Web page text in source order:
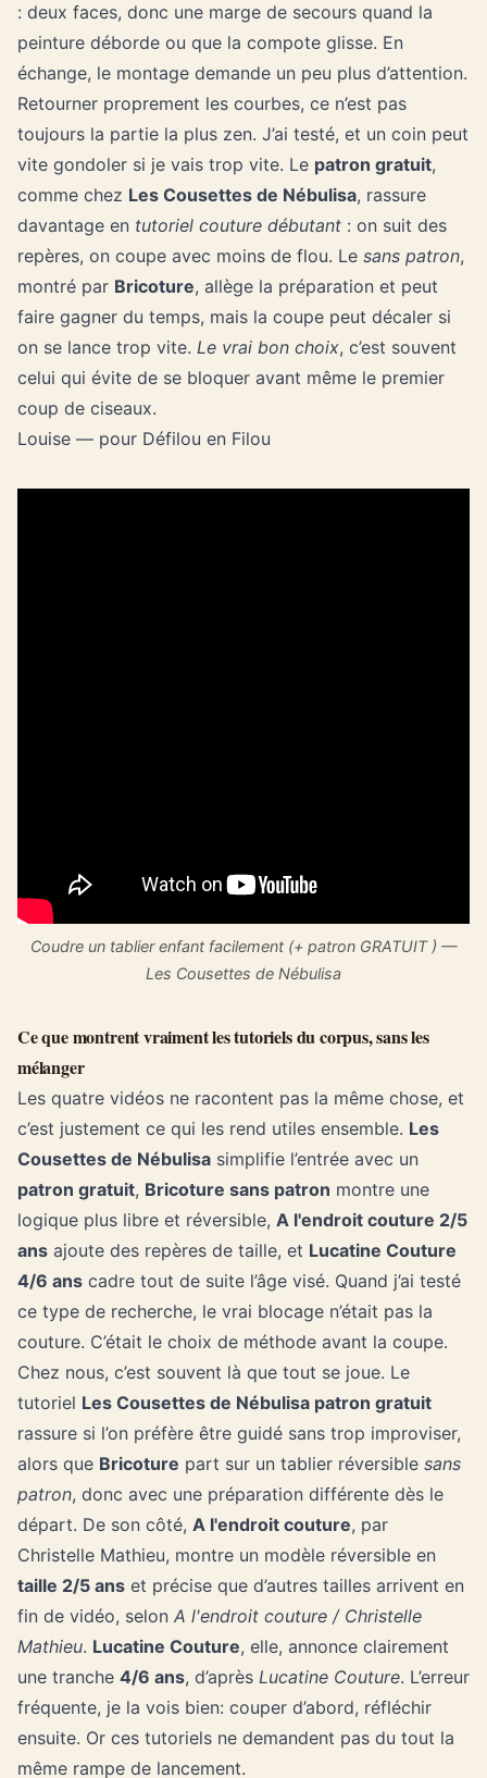
: deux faces, donc une marge de secours quand la
peinture déborde ou que la compote glisse. En
échange, le montage demande un peu plus d’attention.
Retourner proprement les courbes, ce n’est pas
toujours la partie la plus zen. J’ai testé, et un coin peut
vite gondoler si je vais trop vite. Le patron gratuit,
comme chez Les Cousettes de Nébulisa, rassure
davantage en tutoriel couture débutant : on suit des
repères, on coupe avec moins de flou. Le sans patron,
montré par Bricoture, allège la préparation et peut
faire gagner du temps, mais la coupe peut décaler si
on se lance trop vite. Le vrai bon choix, c’est souvent
celui qui évite de se bloquer avant même le premier
coup de ciseaux.
Louise — pour Défilou en Filou
Coudre un tablier enfant facilement (+ patron GRATUIT ) —
Les Cousettes de Nébulisa
Ce que montrent vraiment les tutoriels du corpus, sans les
mélanger
Les quatre vidéos ne racontent pas la même chose, et
c’est justement ce qui les rend utiles ensemble. Les
Cousettes de Nébulisa simplifie l’entrée avec un
patron gratuit, Bricoture sans patron montre une
logique plus libre et réversible, A l'endroit couture 2/5
ans ajoute des repères de taille, et Lucatine Couture
4/6 ans cadre tout de suite l’âge visé. Quand j’ai testé
ce type de recherche, le vrai blocage n’était pas la
couture. C’était le choix de méthode avant la coupe.
Chez nous, c’est souvent là que tout se joue. Le
tutoriel Les Cousettes de Nébulisa patron gratuit
rassure si l’on préfère être guidé sans trop improviser,
alors que Bricoture part sur un tablier réversible sans
patron, donc avec une préparation différente dès le
départ. De son côté, A l'endroit couture, par
Christelle Mathieu, montre un modèle réversible en
taille 2/5 ans et précise que d’autres tailles arrivent en
fin de vidéo, selon A l'endroit couture / Christelle
Mathieu. Lucatine Couture, elle, annonce clairement
une tranche 4/6 ans, d’après Lucatine Couture. L’erreur
fréquente, je la vois bien: couper d’abord, réfléchir
ensuite. Or ces tutoriels ne demandent pas du tout la
même rampe de lancement.